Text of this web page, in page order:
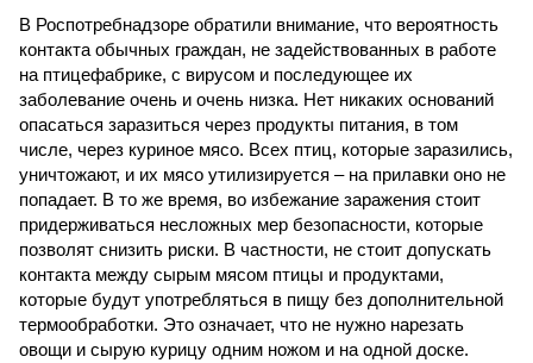
В Роспотребнадзоре обратили внимание, что вероятность
контакта обычных граждан, не задействованных в работе
на птицефабрике, с вирусом и последующее их
заболевание очень и очень низка. Нет никаких оснований
опасаться заразиться через продукты питания, в том
числе, через куриное мясо. Всех птиц, которые заразились,
уничтожают, и их мясо утилизируется – на прилавки оно не
попадает. В то же время, во избежание заражения стоит
придерживаться несложных мер безопасности, которые
позволят снизить риски. В частности, не стоит допускать
контакта между сырым мясом птицы и продуктами,
которые будут употребляться в пищу без дополнительной
термообработки. Это означает, что не нужно нарезать
овощи и сырую курицу одним ножом и на одной доске.